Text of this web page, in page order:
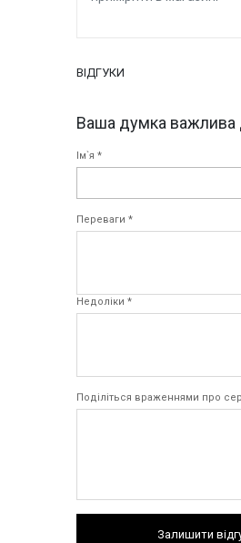
ВІДГУКИ
Ваша думка важлива
Ім`я *
Переваги *
Недоліки *
Поділіться враженнями про
Залишити